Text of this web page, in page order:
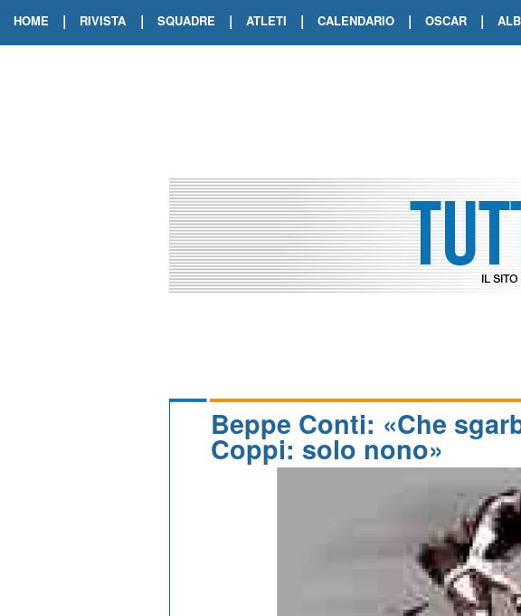
HOME | RIVISTA | SQUADRE | ATLETI | CALENDARIO | OSCAR |
Beppe Conti: «Che
Coppi: solo nono»